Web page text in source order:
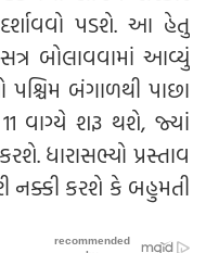
પડશે. આ હેતુ
બોલાવવામાં આવ્યું
બંગાળથી પાછા
વાગ્યે શરૂ થશે, જ્યાં
ધારાસભ્યો પ્રસ્તાવ
નક્કી કરશે કે બહુમતી